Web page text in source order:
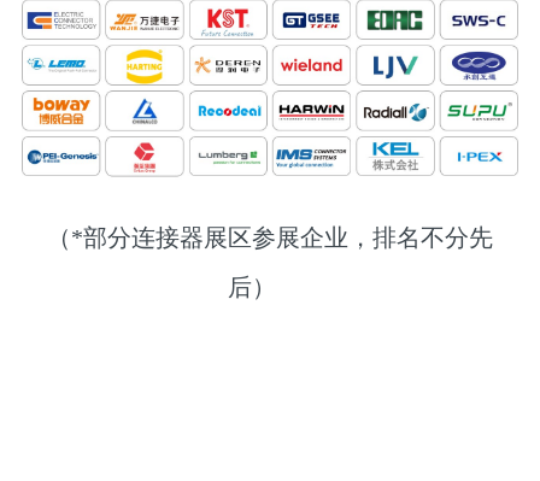
（*部分连接器展区参展企业，排名不分先
后）